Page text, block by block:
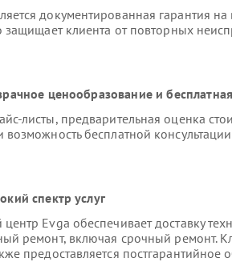
документированная гарантия
защищает клиента от повторных
ценообразование и
листы, предварительная оценка
возможность бесплатной
спектр услуг
Evga обеспечивает доставку
ремонт, включая срочный ремонт.
предоставляется